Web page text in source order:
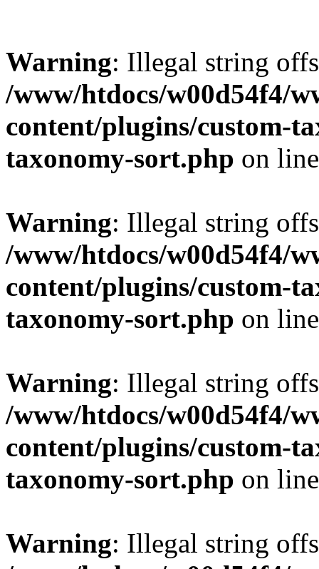
Warning: Illegal string
/www/htdocs/w00d54f4/
content/plugins/custom-
taxonomy-sort.php on
Warning: Illegal string
/www/htdocs/w00d54f4/
content/plugins/custom-
taxonomy-sort.php on
Warning: Illegal string
/www/htdocs/w00d54f4/
content/plugins/custom-
taxonomy-sort.php on
Warning: Illegal string